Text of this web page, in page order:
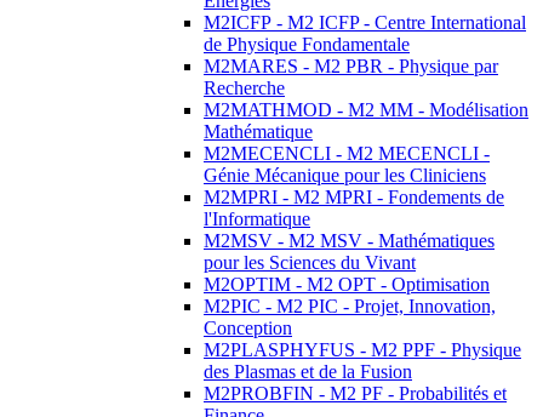
M2ICFP - M2 ICFP - Centre International
de Physique Fondamentale
M2MARES - M2 PBR - Physique par
Recherche
M2MATHMOD - M2 MM - Modélisation
Mathématique
M2MECENCLI - M2 MECENCLI -
Génie Mécanique pour les Cliniciens
M2MPRI - M2 MPRI - Fondements de
l'Informatique
M2MSV - M2 MSV - Mathématiques
pour les Sciences du Vivant
M2OPTIM - M2 OPT - Optimisation
M2PIC - M2 PIC - Projet, Innovation,
Conception
M2PLASPHYFUS - M2 PPF - Physique
des Plasmas et de la Fusion
M2PROBFIN - M2 PF - Probabilités et